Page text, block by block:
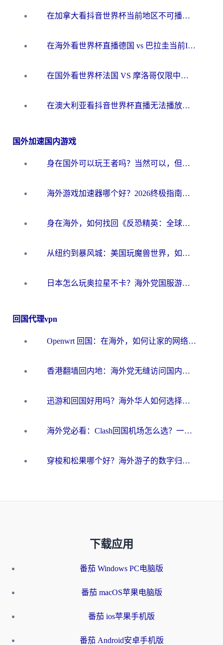
在加拿大看抖音世界杯当前地区不可播放？海外党体育观赛终极指南
在海外看世界杯直播德国 vs 巴拉圭当前IP受限制？这篇指南帮你轻松解决地区限制
在国外看世界杯法国 VS 摩洛哥仅限中国大陆？别让地域限制拦下你的欢呼
在澳大利亚看抖音世界杯直播无法播放？海外党体育观赛终极指南来了！
国外加速国内游戏
身在国外可以玩王者吗？当然可以，但你需要这份“加速”指南
海外游戏加速器哪个好？2026终极指南帮你畅玩国服+解决卡顿难题
身在海外，如何找回《反恐精英：全球攻势》国服的丝滑手感？一份给你的终极指南
从纽约到暴风城：美国玩魔兽世界，如何找到你的最佳网络航线
日本怎么玩奥拉星不卡？海外党国服游戏加速器选择全攻略
回国代理vpn
Openwrt 回国：在海外，如何让家的网络触手可及
香港翻墙回内地：海外党无缝访问国内资源的加速器选择全攻略
迅游和回国好用吗？海外华人如何选择靠谱的回国加速器
海外党必看：Clash回国机场怎么选？一篇搞定无缝访问国内资源的全攻略
穿梭和松果哪个好？海外游子的数字归乡路，到底该怎么选
下载应用
番茄 Windows PC电脑版
番茄 macOS苹果电脑版
番茄 ios苹果手机版
番茄 Android安卓手机版